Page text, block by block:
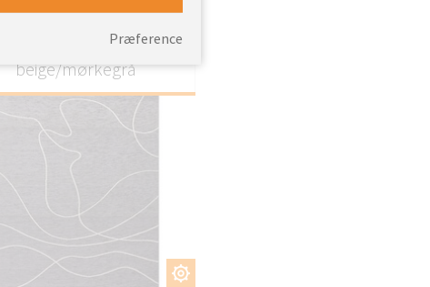
TILPAS
Tæppe fløjl 160x230cm
beige/mørkegrå
Præference